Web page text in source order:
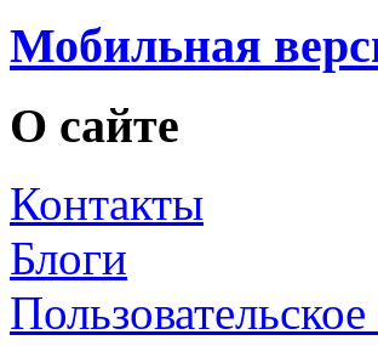
Мобильная
О сайте
Контакты
Блоги